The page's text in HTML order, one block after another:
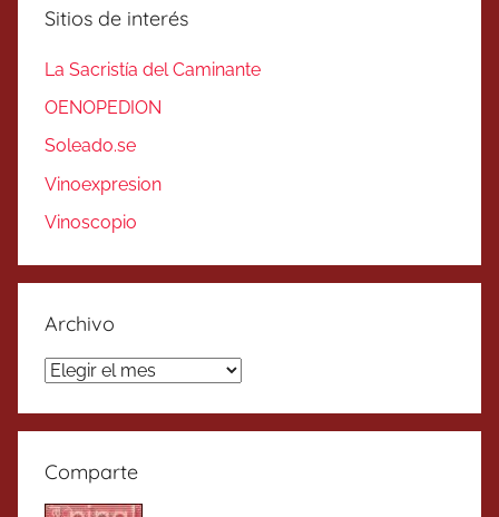
Sitios de interés
La Sacristía del Caminante
OENOPEDION
Soleado.se
Vinoexpresion
Vinoscopio
Archivo
Archivo
Comparte